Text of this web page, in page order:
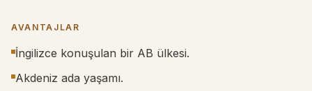
AVANTAJLAR
İngilizce konuşulan bir AB ülkesi.
Akdeniz ada yaşamı.